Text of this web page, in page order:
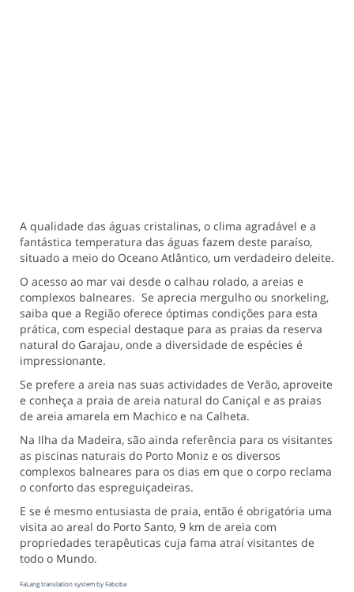
A qualidade das águas cristalinas, o clima agradável e a
fantástica temperatura das águas fazem deste paraíso,
situado a meio do Oceano Atlântico, um verdadeiro deleite.
O acesso ao mar vai desde o calhau rolado, a areias e
complexos balneares. Se aprecia mergulho ou snorkeling,
saiba que a Região oferece óptimas condições para esta
prática, com especial destaque para as praias da reserva
natural do Garajau, onde a diversidade de espécies é
impressionante.
Se prefere a areia nas suas actividades de Verão, aproveite
e conheça a praia de areia natural do Caniçal e as praias
de areia amarela em Machico e na Calheta.
Na Ilha da Madeira, são ainda referência para os visitantes
as piscinas naturais do Porto Moniz e os diversos
complexos balneares para os dias em que o corpo reclama
o conforto das espreguiçadeiras.
E se é mesmo entusiasta de praia, então é obrigatória uma
visita ao areal do Porto Santo, 9 km de areia com
propriedades terapêuticas cuja fama atraí visitantes de
todo o Mundo.
FaLang translation system by Faboba